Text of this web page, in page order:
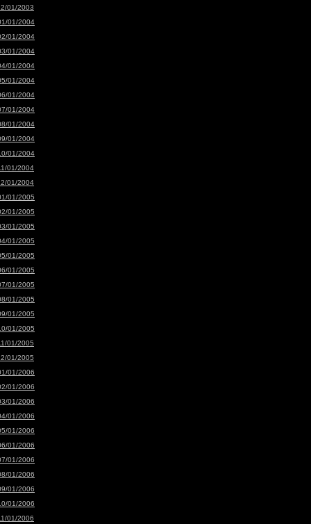
01/2003
01/2004
01/2004
01/2004
01/2004
01/2004
01/2004
01/2004
01/2004
01/2004
01/2004
01/2004
01/2004
01/2005
01/2005
01/2005
01/2005
01/2005
01/2005
01/2005
01/2005
01/2005
01/2005
01/2005
01/2005
01/2006
01/2006
01/2006
01/2006
01/2006
01/2006
01/2006
01/2006
01/2006
01/2006
01/2006